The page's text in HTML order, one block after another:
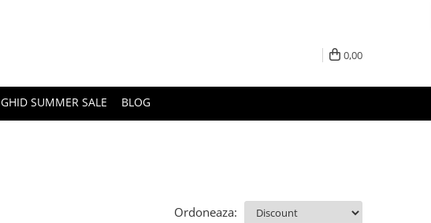
0,00
GHID SUMMER SALE BLOG
Ordoneaza: